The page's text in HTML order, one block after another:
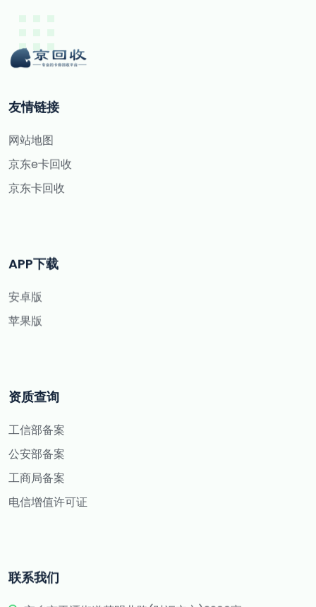
友情链接
网站地图
京东e卡回收
京东卡回收
APP下载
安卓版
苹果版
资质查询
工信部备案
公安部备案
工商局备案
电信增值许可证
联系我们